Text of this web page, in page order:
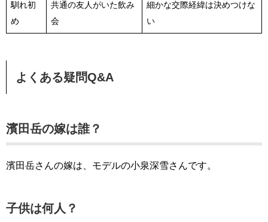
馴れ初
め
共通の友人がいた飲み
会
細かな交際経緯は決めつけな
い
よくある疑問Q&A
濱田岳の嫁は誰？
濱田岳さんの嫁は、モデルの小泉深雪さんです。
子供は何人？